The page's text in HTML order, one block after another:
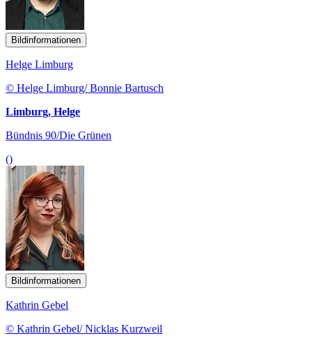
Bildinformationen
Helge Limburg
© Helge Limburg/ Bonnie Bartusch
Limburg, Helge
Bündnis 90/Die Grünen
()
Bildinformationen
Kathrin Gebel
© Kathrin Gebel/ Nicklas Kurzweil